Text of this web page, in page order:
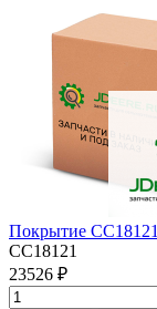
Покрытие CC18121
CC18121
23526 ₽